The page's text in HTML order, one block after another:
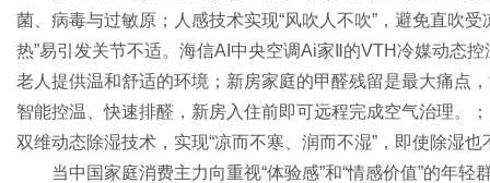
菌、病毒与过敏原；人感技术实现“风吹人不吹”，避免直吹
热”易引发关节不适。海信AI中央空调Ai家Ⅱ的VTH冷媒动态
老人提供温和舒适的环境；新房家庭的甲醛残留是最大痛点
智能控温、快速排醛，新房入住前即可远程完成空气治理。
双维动态除湿技术，实现“凉而不寒、润而不湿”，即使除湿也
当中国家庭消费主力向重视“体验感”和“情感价值”的年